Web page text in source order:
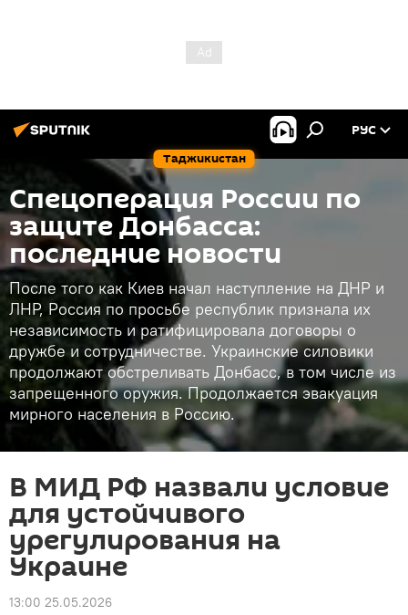
Таджикистан
РУС
Спецоперация России по
защите Донбасса:
последние новости
После того как Киев начал наступление на ДНР и
ЛНР, Россия по просьбе республик признала их
независимость и ратифицировала договоры о
дружбе и сотрудничестве. Украинские силовики
продолжают обстреливать Донбасс, в том числе из
запрещенного оружия. Продолжается эвакуация
мирного населения в Россию.
В МИД РФ назвали условие
для устойчивого
урегулирования на
Украине
13:00 25.05.2026